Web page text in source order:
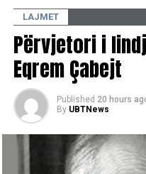
grupit “NA” dhe DJ Cabo,
tradicionale me atë
LAJMET
Përvjetori i
Eqrem Çabejt
Published 20 hours
By UBTNews